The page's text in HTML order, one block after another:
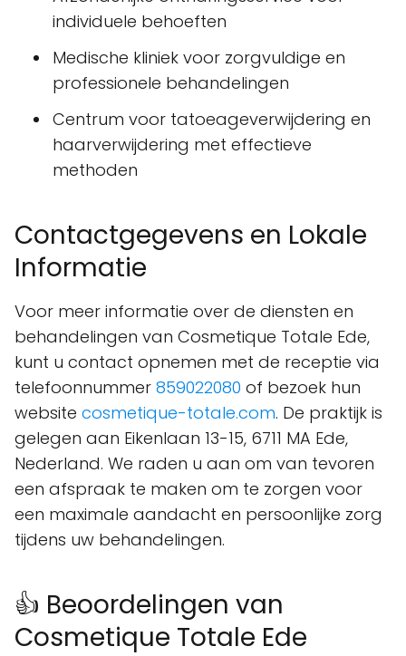
individuele behoeften
Medische kliniek voor zorgvuldige en
professionele behandelingen
Centrum voor tatoeageverwijdering en
haarverwijdering met effectieve
methoden
Contactgegevens en Lokale
Informatie
Voor meer informatie over de diensten en
behandelingen van Cosmetique Totale Ede,
kunt u contact opnemen met de receptie via
telefoonnummer 859022080 of bezoek hun
website cosmetique-totale.com. De praktijk is
gelegen aan Eikenlaan 13-15, 6711 MA Ede,
Nederland. We raden u aan om van tevoren
een afspraak te maken om te zorgen voor
een maximale aandacht en persoonlijke zorg
tijdens uw behandelingen.
👍 Beoordelingen van
Cosmetique Totale Ede